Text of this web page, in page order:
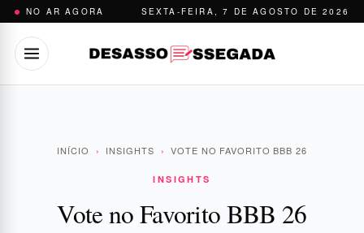
Pular
conteúdo
NO AR AGORA SEXTA-FEIRA, 7 DE AGOSTO DE 2026
INÍCIO › INSIGHTS › VOTE NO FAVORITO BBB 26
INSIGHTS
Vote no Favorito BBB 26